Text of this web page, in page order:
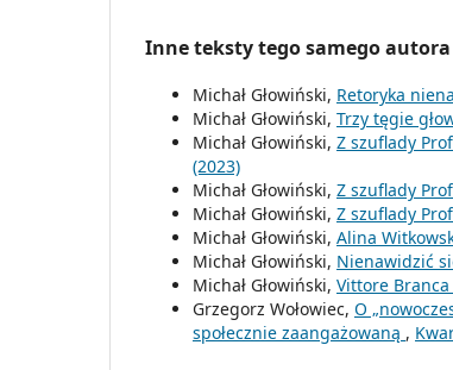
Inne teksty tego samego autora
Michał Głowiński, Retoryka
Michał Głowiński, Trzy tęgie
Michał Głowiński, Z szuflady
(2023)
Michał Głowiński, Z szuflady
Michał Głowiński, Z szuflady
Michał Głowiński, Alina
Michał Głowiński, Nienawidzić
Michał Głowiński, Vittore
Grzegorz Wołowiec, O
społecznie zaangażowaną ,